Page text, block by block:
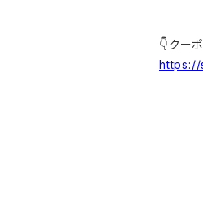
👇クー
https://